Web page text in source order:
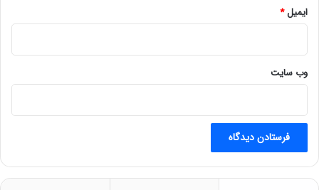
ط
ل
و
ا
ر
د
ز
ایمیل*
وب‌ سایت